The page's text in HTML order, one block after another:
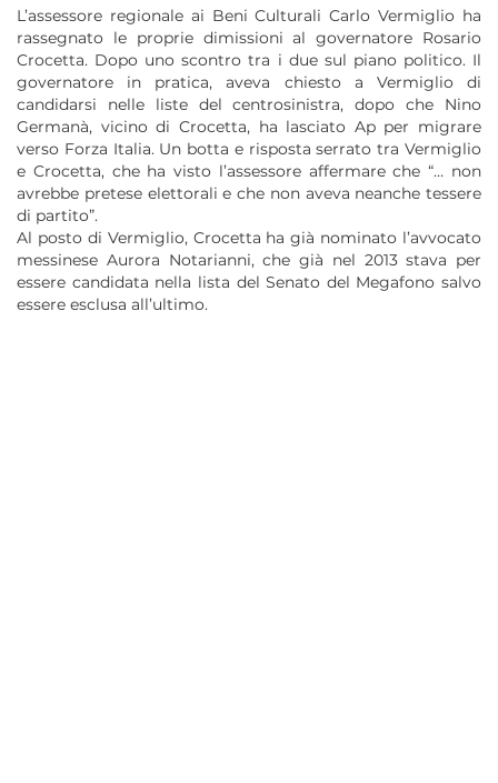
L’assessore regionale ai Beni Culturali Carlo Vermiglio ha
rassegnato le proprie dimissioni al governatore Rosario
Crocetta. Dopo uno scontro tra i due sul piano politico. Il
governatore in pratica, aveva chiesto a Vermiglio di
candidarsi nelle liste del centrosinistra, dopo che Nino
Germanà, vicino di Crocetta, ha lasciato Ap per migrare
verso Forza Italia. Un botta e risposta serrato tra Vermiglio
e Crocetta, che ha visto l’assessore affermare che “… non
avrebbe pretese elettorali e che non aveva neanche tessere
di partito”.
Al posto di Vermiglio, Crocetta ha già nominato l’avvocato
messinese Aurora Notarianni, che già nel 2013 stava per
essere candidata nella lista del Senato del Megafono salvo
essere esclusa all’ultimo.